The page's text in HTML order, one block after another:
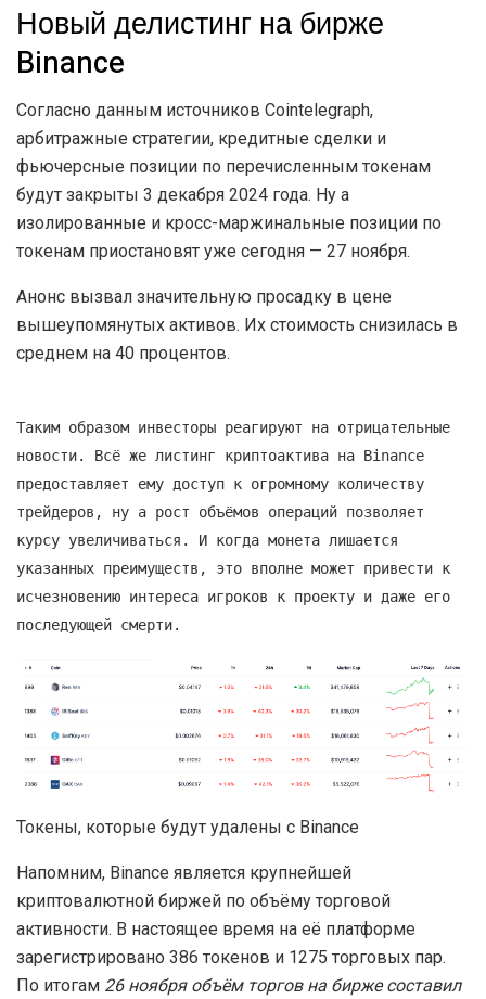
Новый делистинг на бирже
Binance
Согласно данным источников Cointelegraph,
арбитражные стратегии, кредитные сделки и
фьючерсные позиции по перечисленным токенам
будут закрыты 3 декабря 2024 года. Ну а
изолированные и кросс-маржинальные позиции по
токенам приостановят уже сегодня — 27 ноября.
Анонс вызвал значительную просадку в цене
вышеупомянутых активов. Их стоимость снизилась в
среднем на 40 процентов.
Таким образом инвесторы реагируют на отрицательные
новости. Всё же листинг криптоактива на Binance
предоставляет ему доступ к огромному количеству
трейдеров, ну а рост объёмов операций позволяет
курсу увеличиваться. И когда монета лишается
указанных преимуществ, это вполне может привести к
исчезновению интереса игроков к проекту и даже его
последующей смерти.
Токены, которые будут удалены с Binance
Напомним, Binance является крупнейшей
криптовалютной биржей по объёму торговой
активности. В настоящее время на её платформе
зарегистрировано 386 токенов и 1275 торговых пар.
По итогам 26 ноября объём торгов на бирже составил